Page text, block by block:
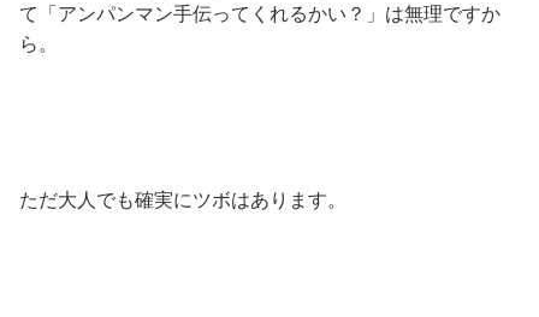
て「アンパンマン手伝ってくれるかい？」は無理ですか
ら。
ただ大人でも確実にツボはあります。